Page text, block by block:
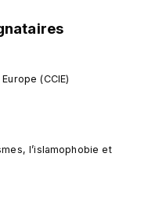
(CCIE)
l’islamophobie et